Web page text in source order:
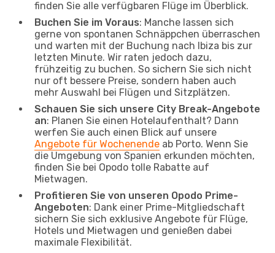
finden Sie alle verfügbaren Flüge im Überblick.
Buchen Sie im Voraus: Manche lassen sich
gerne von spontanen Schnäppchen überraschen
und warten mit der Buchung nach Ibiza bis zur
letzten Minute. Wir raten jedoch dazu,
frühzeitig zu buchen. So sichern Sie sich nicht
nur oft bessere Preise, sondern haben auch
mehr Auswahl bei Flügen und Sitzplätzen.
Schauen Sie sich unsere City Break-Angebote
an: Planen Sie einen Hotelaufenthalt? Dann
werfen Sie auch einen Blick auf unsere
Angebote für Wochenende ab Porto. Wenn Sie
die Umgebung von Spanien erkunden möchten,
finden Sie bei Opodo tolle Rabatte auf
Mietwagen.
Profitieren Sie von unseren Opodo Prime-
Angeboten: Dank einer Prime-Mitgliedschaft
sichern Sie sich exklusive Angebote für Flüge,
Hotels und Mietwagen und genießen dabei
maximale Flexibilität.